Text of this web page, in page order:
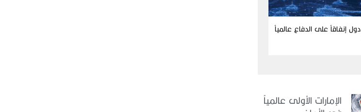
أكبر 5 دول إنفاقاً على الدفاع عالمياً
الإمارات الأولى عالمياً